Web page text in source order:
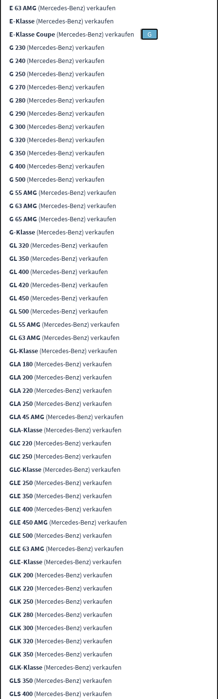
E 63 AMG (Mercedes-Benz) verkaufen
E-Klasse (Mercedes-Benz) verkaufen
E-Klasse Coupe (Mercedes-Benz) verkaufen
G
G 230 (Mercedes-Benz) verkaufen
G 240 (Mercedes-Benz) verkaufen
G 250 (Mercedes-Benz) verkaufen
G 270 (Mercedes-Benz) verkaufen
G 280 (Mercedes-Benz) verkaufen
G 290 (Mercedes-Benz) verkaufen
G 300 (Mercedes-Benz) verkaufen
G 320 (Mercedes-Benz) verkaufen
G 350 (Mercedes-Benz) verkaufen
G 400 (Mercedes-Benz) verkaufen
G 500 (Mercedes-Benz) verkaufen
G 55 AMG (Mercedes-Benz) verkaufen
G 63 AMG (Mercedes-Benz) verkaufen
G 65 AMG (Mercedes-Benz) verkaufen
G-Klasse (Mercedes-Benz) verkaufen
GL 320 (Mercedes-Benz) verkaufen
GL 350 (Mercedes-Benz) verkaufen
GL 400 (Mercedes-Benz) verkaufen
GL 420 (Mercedes-Benz) verkaufen
GL 450 (Mercedes-Benz) verkaufen
GL 500 (Mercedes-Benz) verkaufen
GL 55 AMG (Mercedes-Benz) verkaufen
GL 63 AMG (Mercedes-Benz) verkaufen
GL-Klasse (Mercedes-Benz) verkaufen
GLA 180 (Mercedes-Benz) verkaufen
GLA 200 (Mercedes-Benz) verkaufen
GLA 220 (Mercedes-Benz) verkaufen
GLA 250 (Mercedes-Benz) verkaufen
GLA 45 AMG (Mercedes-Benz) verkaufen
GLA-Klasse (Mercedes-Benz) verkaufen
GLC 220 (Mercedes-Benz) verkaufen
GLC 250 (Mercedes-Benz) verkaufen
GLC-Klasse (Mercedes-Benz) verkaufen
GLE 250 (Mercedes-Benz) verkaufen
GLE 350 (Mercedes-Benz) verkaufen
GLE 400 (Mercedes-Benz) verkaufen
GLE 450 AMG (Mercedes-Benz) verkaufen
GLE 500 (Mercedes-Benz) verkaufen
GLE 63 AMG (Mercedes-Benz) verkaufen
GLE-Klasse (Mercedes-Benz) verkaufen
GLK 200 (Mercedes-Benz) verkaufen
GLK 220 (Mercedes-Benz) verkaufen
GLK 250 (Mercedes-Benz) verkaufen
GLK 280 (Mercedes-Benz) verkaufen
GLK 300 (Mercedes-Benz) verkaufen
GLK 320 (Mercedes-Benz) verkaufen
GLK 350 (Mercedes-Benz) verkaufen
GLK-Klasse (Mercedes-Benz) verkaufen
GLS 350 (Mercedes-Benz) verkaufen
GLS 400 (Mercedes-Benz) verkaufen